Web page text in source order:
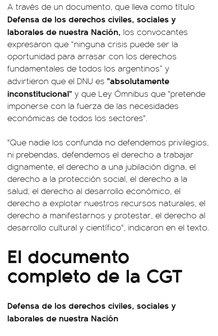
A través de un documento, que lleva como título
Defensa de los derechos civiles, sociales y
laborales de nuestra Nación, los convocantes
expresaron que “ninguna crisis puede ser la
oportunidad para arrasar con los derechos
fundamentales de todos los argentinos” y
advirtieron que el DNU es "absolutamente
inconstitucional" y que Ley Ómnibus que "pretende
imponerse con la fuerza de las necesidades
económicas de todos los sectores".
"Que nadie los confunda no defendemos privilegios,
ni prebendas, defendemos el derecho a trabajar
dignamente, el derecho a una jubilación digna, el
derecho a la protección social, el derecho a la
salud, el derecho al desarrollo económico, el
derecho a explotar nuestros recursos naturales, el
derecho a manifestarnos y protestar, el derecho al
desarrollo cultural y científico", indicaron en el texto.
El documento
completo de la CGT
Defensa de los derechos civiles, sociales y
laborales de nuestra Nación